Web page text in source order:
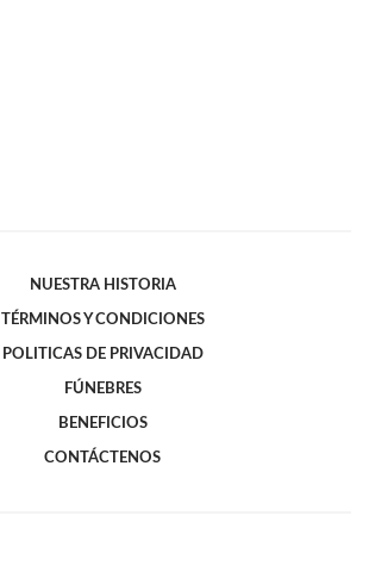
NUESTRA HISTORIA
TÉRMINOS Y CONDICIONES
POLITICAS DE PRIVACIDAD
FÚNEBRES
BENEFICIOS
CONTÁCTENOS